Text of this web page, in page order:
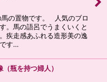
馬の置物です。 人気のブロ
。馬の語呂でうまくいくと
疾走感あふれる造形美の逸
す…
瓶を持つ婦人）